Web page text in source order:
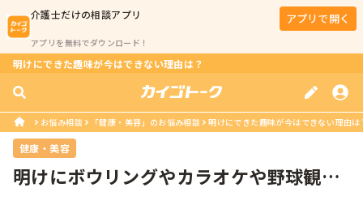
介護士だけの相談アプリ
アプリを無料でダウンロード！
アプリで開く
明けにできた趣味が今はできない理由は？
お悩み相談 「健康・美容」のお悩み相談 明けにできた趣味が今はできない理由は
健康・美容
明けにボウリングやカラオケや野球観